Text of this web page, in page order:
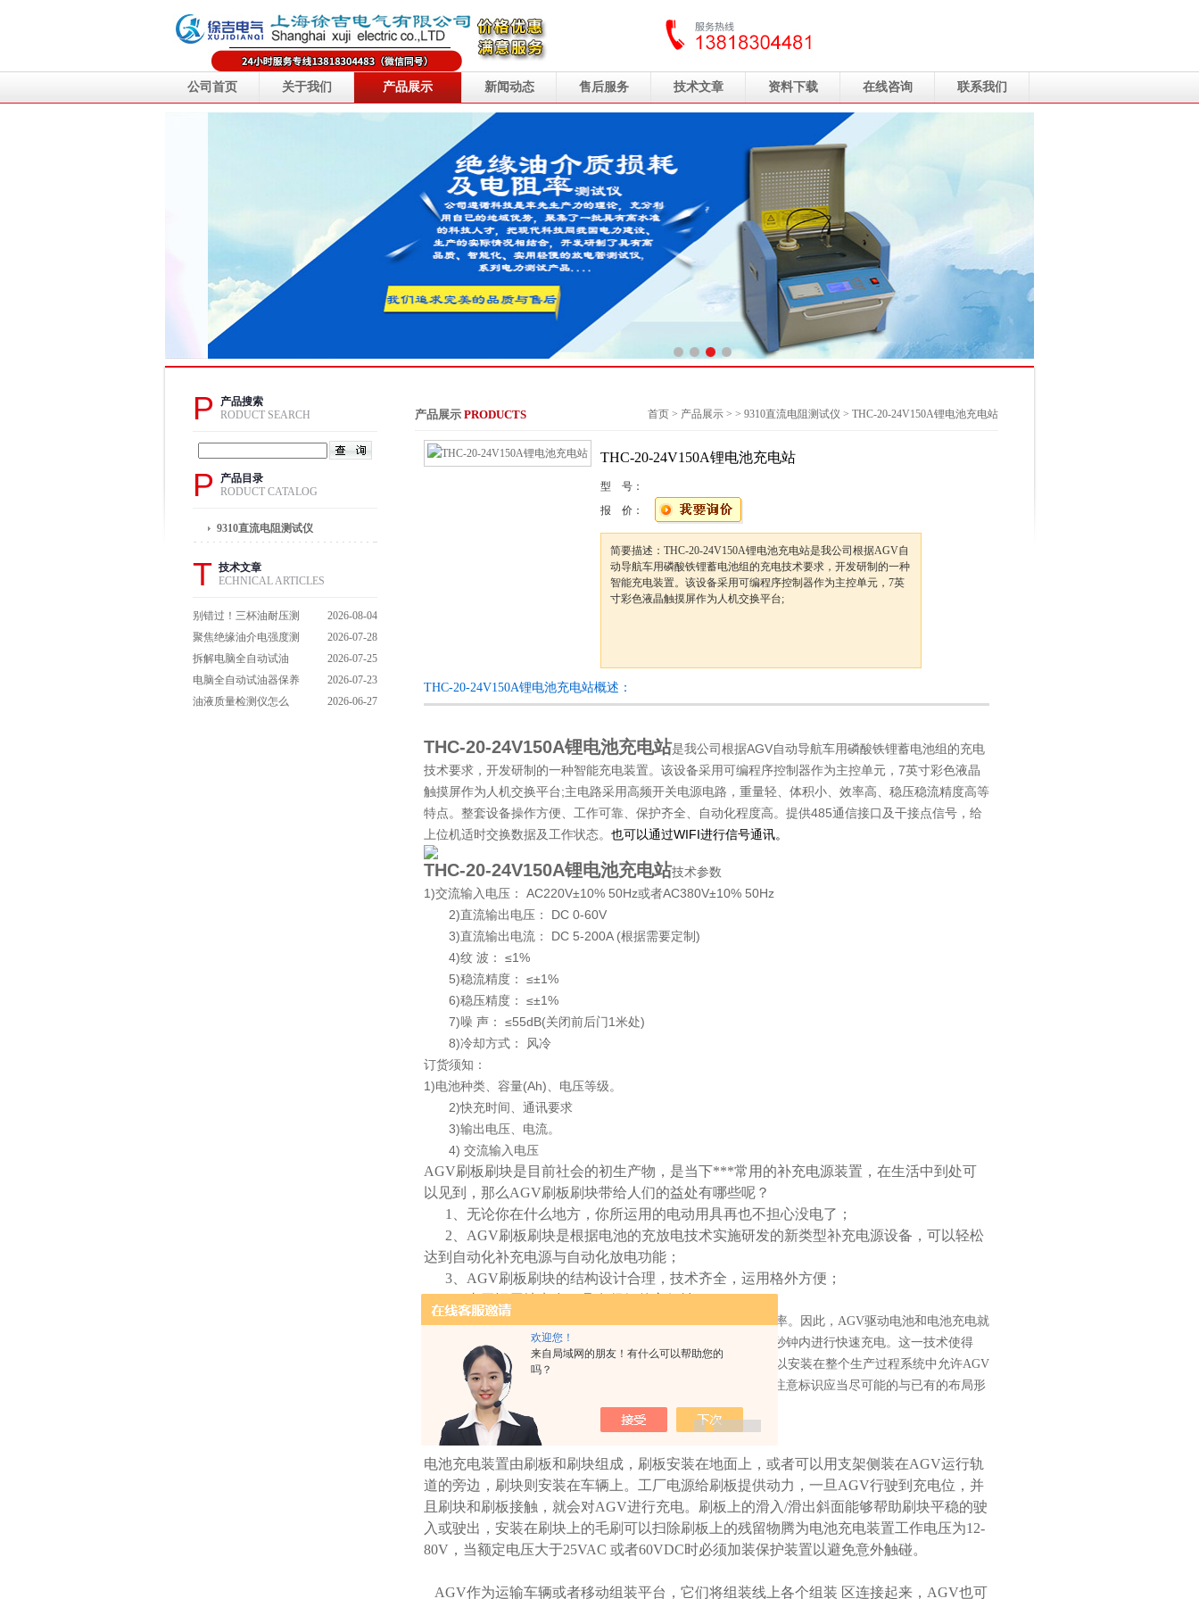
欢迎您！
来自局域网的朋友！有什么可以帮助您的
吗？
公司首页 关于我们 产品展示 新闻动态 售后服务 技术文章 资料下载 在线咨询 联系我们
P
产品搜索
RODUCT SEARCH
P
产品目录
RODUCT CATALOG
9310直流电阻测试仪
T 技术文章
ECHNICAL ARTICLES
别错过！三杯油耐压测
试仪操作流程全解析，
一步到位不踩坑
2026-08-04
聚焦绝缘油介电强度测
试仪：那些决定检测效
能的关键特点
2026-07-28
拆解电脑全自动试油
器：核心组成部件，藏
着哪些硬核运行逻辑？
2026-07-25
电脑全自动试油器保养
全攻略：轻松延长设备
2026-07-23
油液质量检测仪怎么
2026-06-27
产品展示 PRODUCTS 首页 > 产品展示 > > 9310直流电阻测试仪 > THC-20-24V150A锂电池充电站
THC-20-24V150A锂电池充电站
型 号：
报 价：
简要描述：THC-20-24V150A锂电池充电站是我公司根据AGV自
动导航车用磷酸铁锂蓄电池组的充电技术要求，开发研制的一种
智能充电装置。该设备采用可编程序控制器作为主控单元，7英
寸彩色液晶触摸屏作为人机交换平台;
THC-20-24V150A锂电池充电站概述：
THC-20-24V150A锂电池充电站是我公司根据AGV自动导航车用磷酸铁锂蓄电池组的充电
技术要求，开发研制的一种智能充电装置。该设备采用可编程序控制器作为主控单元，7英寸彩色液晶
触摸屏作为人机交换平台;主电路采用高频开关电源电路，重量轻、体积小、效率高、稳压稳流精度高等
特点。整套设备操作方便、工作可靠、保护齐全、自动化程度高。提供485通信接口及干接点信号，给
上位机适时交换数据及工作状态。 也可以通过WIFI进行信号通讯。
THC-20-24V150A锂电池充电站技术参数
1)交流输入电压： AC220V±10% 50Hz或者AC380V±10% 50Hz
2)直流输出电压： DC 0-60V
3)直流输出电流： DC 5-200A (根据需要定制)
4)纹 波： ≤1%
5)稳流精度： ≤±1%
6)稳压精度： ≤±1%
7)噪 声： ≤55dB(关闭前后门1米处)
8)冷却方式： 风冷
订货须知：
1)电池种类、容量(Ah)、电压等级。
2)快充时间、通讯要求
3)输出电压、电流。
4) 交流输入电压
AGV刷板刷块是目前社会的初生产物，是当下***常用的补充电源装置，在生活中到处可
以见到，那么AGV刷板刷块带给人们的益处有哪些呢？
1、无论你在什么地方，你所运用的电动用具再也不担心没电了；
2、AGV刷板刷块是根据电池的充放电技术实施研发的新类型补充电源设备，可以轻松
达到自动化补充电源与自动化放电功能；
3、AGV刷板刷块的结构设计合理，技术齐全，运用格外方便；
为取得良好效果,必须保证自动引导小车(以下简称AGV)的高利用率。因此，AGV驱动电池和电池充电就
成为一个问题。随着大功率电池的发展，现在能够允许电池在几秒钟内进行快速充电。这一技术使得
AGV在生产中不用移出生产线就可以完成充电。电池充电装置可以安装在整个生产过程系统中允许AGV
停止的任意地方（比如分段运输区、转向区、装载停止区等）。注意标识应当尽可能的与已有的布局形
电池充电装置由刷板和刷块组成，刷板安装在地面上，或者可以用支架侧装在AGV运行轨
道的旁边，刷块则安装在车辆上。工厂电源给刷板提供动力，一旦AGV行驶到充电位，并
且刷块和刷板接触，就会对AGV进行充电。刷板上的滑入/滑出斜面能够帮助刷块平稳的驶
入或驶出，安装在刷块上的毛刷可以扫除刷板上的残留物腾为电池充电装置工作电压为12-
80V，当额定电压大于25VAC 或者60VDC时必须加装保护装置以避免意外触碰。
AGV作为运输车辆或者移动组装平台，它们将组装线上各个组装 区连接起来，AGV也可